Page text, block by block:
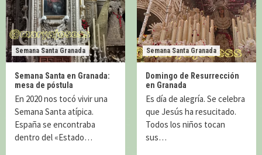
Semana Santa Granada
Semana Santa en Granada:
mesa de póstula
En 2020 nos tocó vivir una
Semana Santa atípica.
España se encontraba
dentro del «Estado…
Semana Santa Granada
Domingo de Resurrección
en Granada
Es día de alegría. Se celebra
que Jesús ha resucitado.
Todos los niños tocan
sus…